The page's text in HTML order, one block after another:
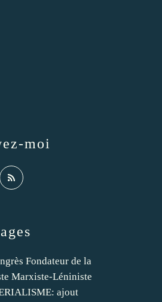
Fondateur de la
Marxiste-Léniniste
ajout
moi